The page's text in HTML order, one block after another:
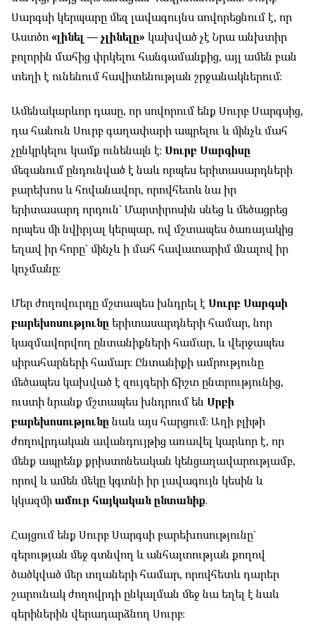
Սարգսի կերպարը մեզ լավագույնս սովորեցնում է, որ
Աստծո «լինել — չլինելը» կախված չէ Նրա անխտիր
բոլորին մահից փրկելու հանգամանքից, այլ ամեն բան
տեղի է ունենում հավիտենության շրջանակներում։
Ամենակարևոր դասը, որ սովորում ենք Սուրբ Սարգսից,
դա հանուն Սուրբ գաղափարի ապրելու և մինչև մահ
չընկրկելու կամք ունենալն է։ Սուրբ Սարգիսը
մեզանում ընդունված է նաև որպես երիտասարդների
բարեխոս և հովանավոր, որովհետև նա իր
երիտասարդ որդուն` Մարտիրոսին սնեց և մեծացրեց
որպես մի նվիրյալ կերպար, ով մշտապես ծառայակից
եղավ իր հորը` մինչև ի մահ հավատարիմ մնալով իր
կոչմանը։
Մեր ժողովուրդը մշտապես խնդրել է Սուրբ Սարգսի
բարեխոսությունը երիտասարդների համար, նոր
կազմավորվող ընտանիքների համար, և վերջապես
սիրահարների համար։ Ընտանիքի ամրությունը
մեծապես կախված է զույգերի ճիշտ ընտրությունից,
ուստի նրանք մշտապես խնդրում են Սրբի
բարեխոսությունը նաև այս հարցում։ Աղի բլիթի
ժողովրդական ավանդույթից առավել կարևոր է, որ
մենք ապրենք քրիստոնեական կենցաղավարությամբ,
որով և ամեն մեկը կգտնի իր լավագույն կեսին և
կկազմի ամուր հայկական ընտանիք.
Հայցում ենք Սուրբ Սարգսի բարեխոսությունը`
գերության մեջ գտնվող և անհայտության քողով
ծածկված մեր տղաների համար, որովհետև դարեր
շարունակ ժողովրդի ընկալման մեջ նա եղել է նաև
գերիներին վերադարձնող Սուրբ։